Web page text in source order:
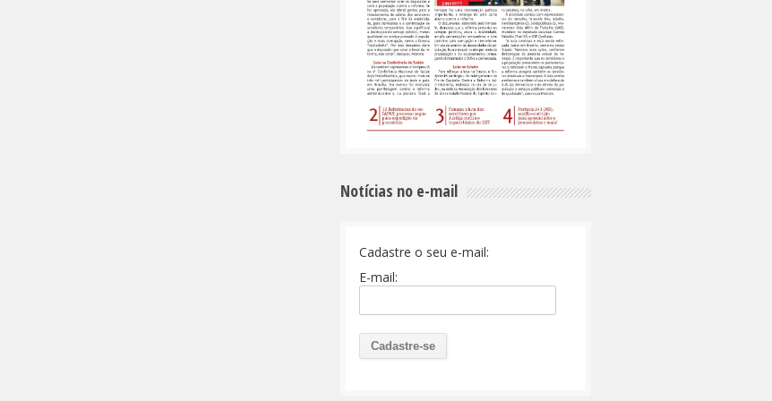
Notícias no e-mail
Cadastre o seu e-mail:
E-mail: